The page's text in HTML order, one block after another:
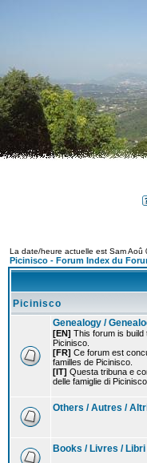
La date/heure actuelle est Sam Aoû
Picinisco - Forum Index du
Picinisco
Genealogy /
[EN] This forum is build
Picinisco.
[FR] Ce forum est
familles de Picinisco.
[IT] Questa tribuna e
delle famiglie di Picinisco.
Others / Autres /
Books / Livres / Libri